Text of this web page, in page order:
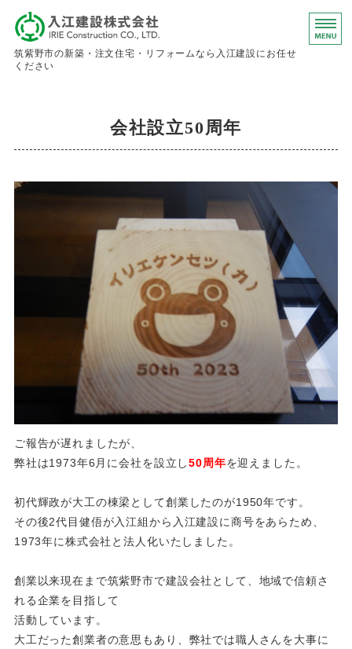
入江建設株
筑紫野市の新築・注文住宅・リフォームなら入江建設にお任せ
ください
会社設立50周年
ご報告が遅れましたが、
弊社は1973年6月に会社を設立し50周年を迎えました。
初代輝政が大工の棟梁として創業したのが1950年です。
その後2代目健俉が入江組から入江建設に商号をあらため、
1973年に株式会社と法人化いたしました。
創業以来現在まで筑紫野市で建設会社として、地域で信頼さ
れる企業を目指して
活動しています。
大工だった創業者の意思もあり、弊社では職人さんを大事に